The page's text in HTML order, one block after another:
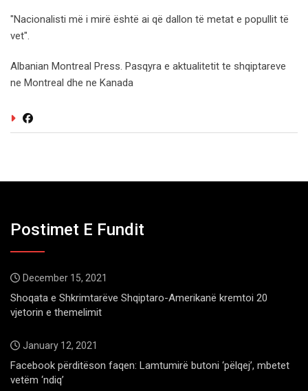
"Nacionalisti më i mirë është ai që dallon të metat e popullit të
vet".
Albanian Montreal Press. Pasqyra e aktualitetit te shqiptareve
ne Montreal dhe ne Kanada
Postimet E Fundit
December 15, 2021
Shoqata e Shkrimtarëve Shqiptaro-Amerikanë kremtoi 20
vjetorin e themelimit
January 12, 2021
Facebook përditëson faqen: Lamtumirë butoni ‘pëlqej’, mbetet
vetëm ‘ndiq’